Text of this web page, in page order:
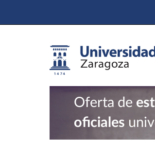
Oferta de
oficiales